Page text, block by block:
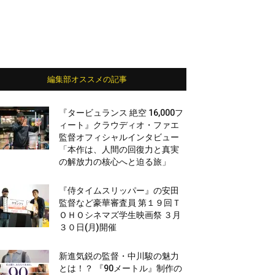
編集部オススメの記事
『タービュランス 絶空 16,000フ
ィート』クラウディオ・ファエ
監督オフィシャルインタビュー
「本作は、人間の回復力と真実
の解放力の核心へと迫る旅」
『侍タイムスリッパー』の安田
監督など豪華審査員 第１９回Ｔ
ＯＨＯシネマズ学生映画祭 ３月
３０日(月)開催
新進気鋭の監督・中川駿の魅力
とは！？ 『90メートル』制作の